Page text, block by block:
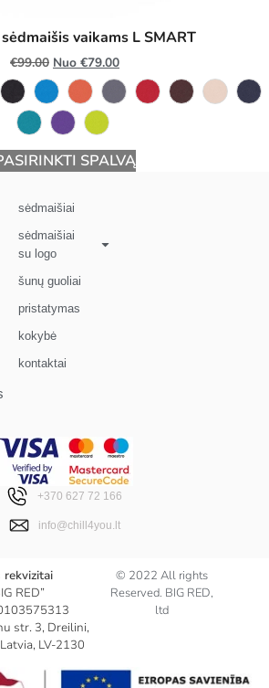
vaikams L SMART
€99.00 Nuo €79.00
SPALVĄ
sėdmaišiai
sėdmaišiai
su logo
šunų guoliai
pristatymas
kokybė
kontaktai
+370 627 72 166
info@chill4you.lt
rekvizitai
RED”
str. 3, Dreilini,
LV-2130
© 2022 All rights
Reserved. BIG RED,
ltd